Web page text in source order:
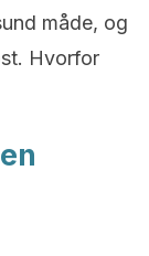
måde, og
Hvorfor